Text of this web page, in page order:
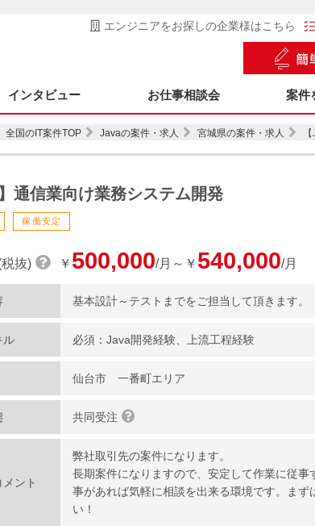
エンジニアをお探しの企業様はこちら
インタビュー お仕事相談会 案件
全国のIT案件TOP Javaの案件・求人 宮城県の案件・求人
通信業向け業務システム開発
稼働安定
抜) ￥ 500,000/月～￥ 540,000/月
基本設計～テストまでをご担当して頂きます。
ル 必須：Java開発経験、上流工程経験
仙台市 一番町エリア
共同受注
ント
弊社取引先の案件になります。
長期案件になりますので、安定して作業に従事
事があれば気軽に相談を出来る環境です。まず
い！